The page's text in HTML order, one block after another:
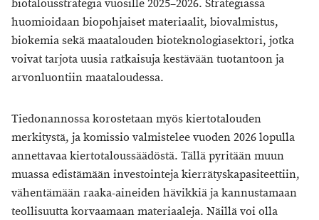
biotalousstrategia vuosille 2025–2026. Strategiassa
huomioidaan biopohjaiset materiaalit, biovalmistus,
biokemia sekä maatalouden bioteknologiasektori, jotka
voivat tarjota uusia ratkaisuja kestävään tuotantoon ja
arvonluontiin maataloudessa.
Tiedonannossa korostetaan myös kiertotalouden
merkitystä, ja komissio valmistelee vuoden 2026 lopulla
annettavaa kiertotaloussäädöstä. Tällä pyritään muun
muassa edistämään investointeja kierrätyskapasiteettiin,
vähentämään raaka-aineiden hävikkiä ja kannustamaan
teollisuutta korvaamaan materiaaleja. Näillä voi olla